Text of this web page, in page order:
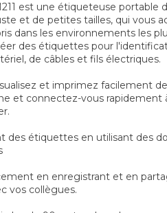
est une étiqueteuse portable
et de petites tailles, qui vous
dans les environnements les
des étiquettes pour
de câbles et fils électriques.
et imprimez facilement
et connectez-vous rapidement
des étiquettes en utilisant des
en enregistrant et en
vos collègues.